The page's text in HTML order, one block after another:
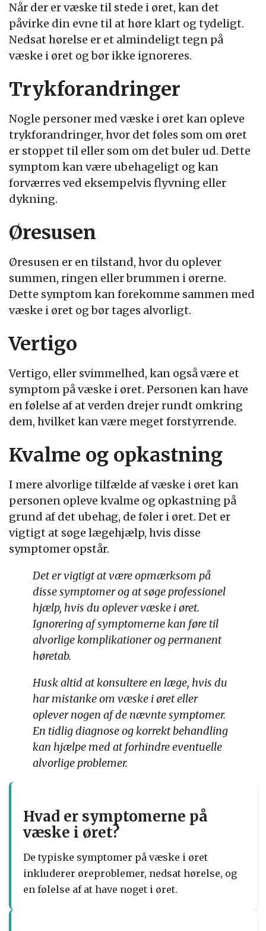
Når der er væske til stede i øret, kan det
påvirke din evne til at høre klart og tydeligt.
Nedsat hørelse er et almindeligt tegn på
væske i øret og bør ikke ignoreres.
Trykforandringer
Nogle personer med væske i øret kan opleve
trykforandringer, hvor det føles som om øret
er stoppet til eller som om det buler ud. Dette
symptom kan være ubehageligt og kan
forværres ved eksempelvis flyvning eller
dykning.
Øresusen
Øresusen er en tilstand, hvor du oplever
summen, ringen eller brummen i ørerne.
Dette symptom kan forekomme sammen med
væske i øret og bør tages alvorligt.
Vertigo
Vertigo, eller svimmelhed, kan også være et
symptom på væske i øret. Personen kan have
en følelse af at verden drejer rundt omkring
dem, hvilket kan være meget forstyrrende.
Kvalme og opkastning
I mere alvorlige tilfælde af væske i øret kan
personen opleve kvalme og opkastning på
grund af det ubehag, de føler i øret. Det er
vigtigt at søge lægehjælp, hvis disse
symptomer opstår.
Det er vigtigt at være opmærksom på
disse symptomer og at søge professionel
hjælp, hvis du oplever væske i øret.
Ignorering af symptomerne kan føre til
alvorlige komplikationer og permanent
høretab.
Husk altid at konsultere en læge, hvis du
har mistanke om væske i øret eller
oplever nogen af de nævnte symptomer.
En tidlig diagnose og korrekt behandling
kan hjælpe med at forhindre eventuelle
alvorlige problemer.
Hvad er symptomerne på
væske i øret?
De typiske symptomer på væske i øret
inkluderer øreproblemer, nedsat hørelse, og
en følelse af at have noget i øret.